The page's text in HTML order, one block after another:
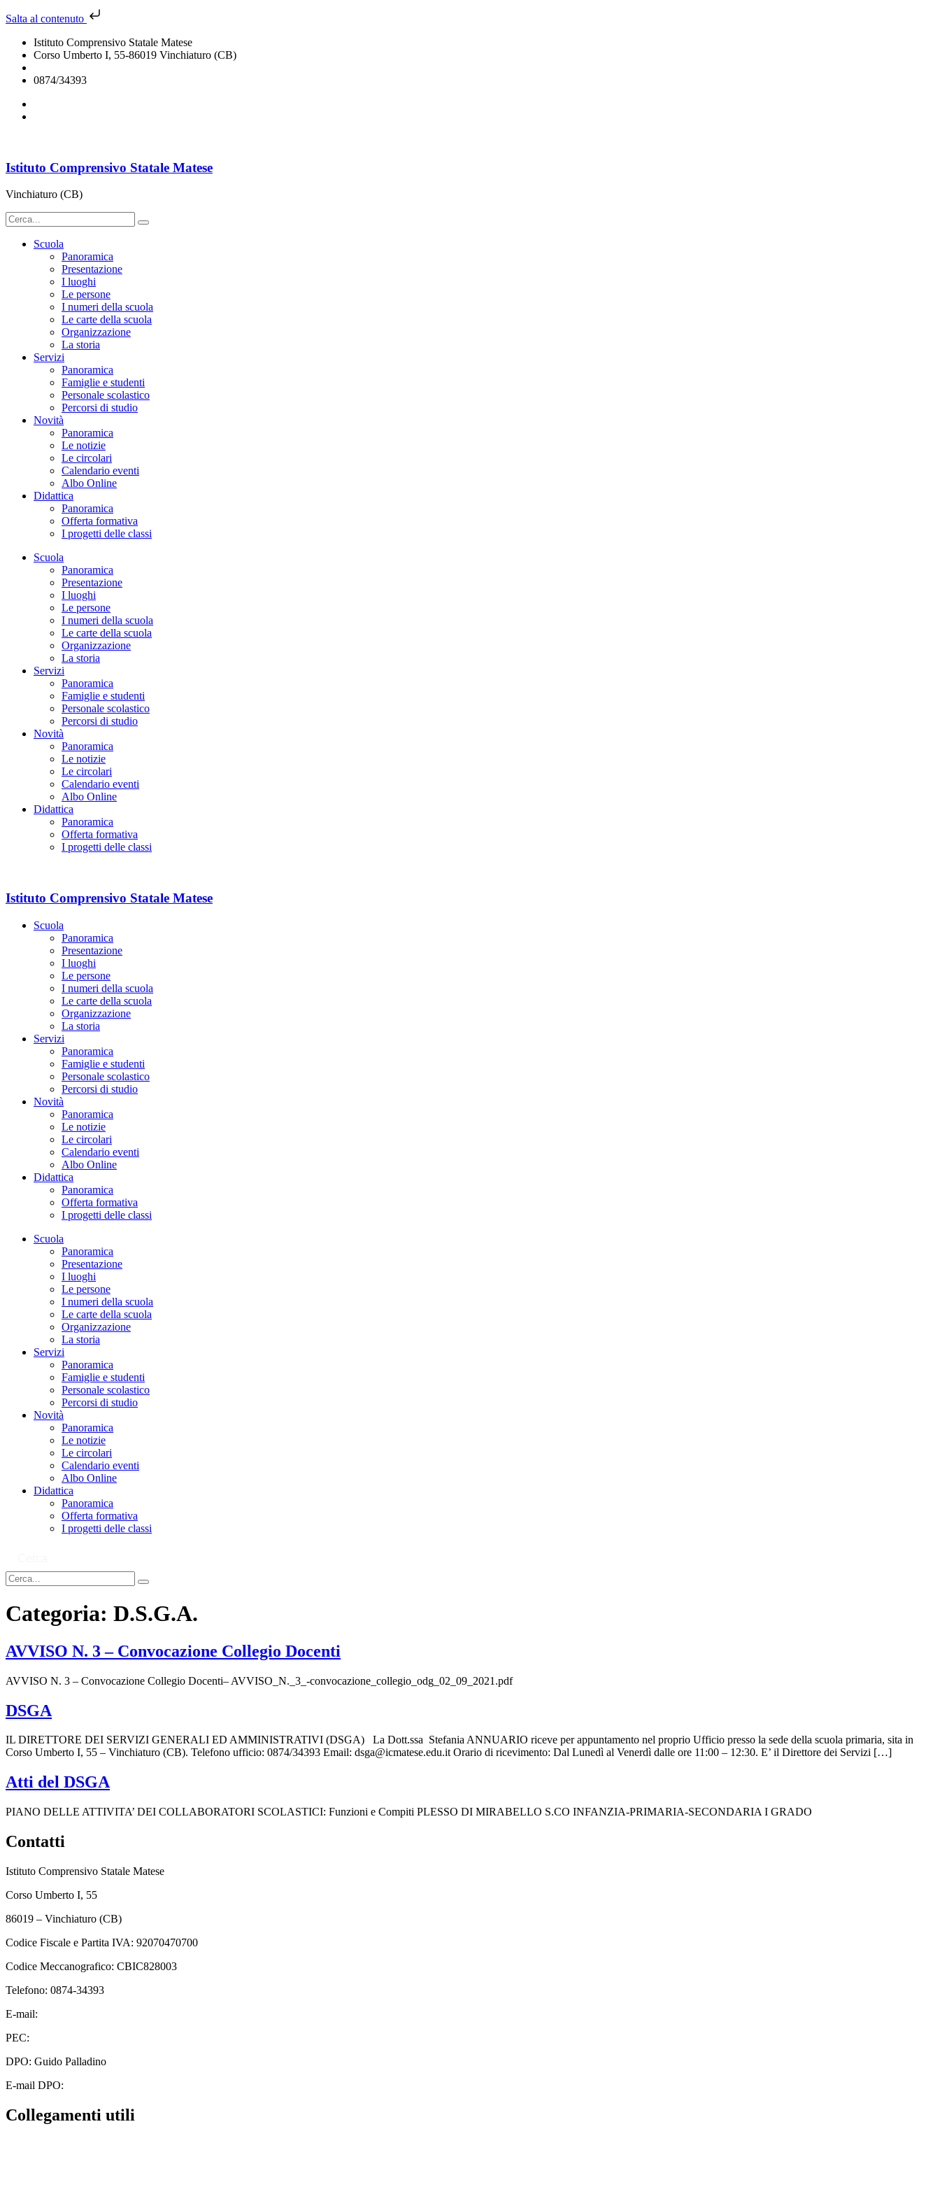
Salta al contenuto
Istituto Comprensivo Statale Matese
Corso Umberto I, 55-86019 Vinchiaturo (CB)
0874/34393
Istituto Comprensivo Statale Matese
Vinchiaturo (CB)
Scuola
Panoramica
Presentazione
I luoghi
Le persone
I numeri della scuola
Le carte della scuola
Organizzazione
La storia
Servizi
Panoramica
Famiglie e studenti
Personale scolastico
Percorsi di studio
Novità
Panoramica
Le notizie
Le circolari
Calendario eventi
Albo Online
Didattica
Panoramica
Offerta formativa
I progetti delle classi
Scuola
Panoramica
Presentazione
I luoghi
Le persone
I numeri della scuola
Le carte della scuola
Organizzazione
La storia
Servizi
Panoramica
Famiglie e studenti
Personale scolastico
Percorsi di studio
Novità
Panoramica
Le notizie
Le circolari
Calendario eventi
Albo Online
Didattica
Panoramica
Offerta formativa
I progetti delle classi
Istituto Comprensivo Statale Matese
Scuola
Panoramica
Presentazione
I luoghi
Le persone
I numeri della scuola
Le carte della scuola
Organizzazione
La storia
Servizi
Panoramica
Famiglie e studenti
Personale scolastico
Percorsi di studio
Novità
Panoramica
Le notizie
Le circolari
Calendario eventi
Albo Online
Didattica
Panoramica
Offerta formativa
I progetti delle classi
Scuola
Panoramica
Presentazione
I luoghi
Le persone
I numeri della scuola
Le carte della scuola
Organizzazione
La storia
Servizi
Panoramica
Famiglie e studenti
Personale scolastico
Percorsi di studio
Novità
Panoramica
Le notizie
Le circolari
Calendario eventi
Albo Online
Didattica
Panoramica
Offerta formativa
I progetti delle classi
Categoria: D.S.G.A.
AVVISO N. 3 – Convocazione Collegio Docenti
AVVISO N. 3 – Convocazione Collegio Docenti– AVVISO_N._3_-convocazione_collegio_odg_02_09_2021.pdf
DSGA
IL DIRETTORE DEI SERVIZI GENERALI ED AMMINISTRATIVI (DSGA) La Dott.ssa Stefania ANNUARIO riceve per appuntamento nel proprio Ufficio presso la sede della scuola primaria, sita in
Corso Umberto I, 55 – Vinchiaturo (CB). Telefono ufficio: 0874/34393 Email: dsga@icmatese.edu.it Orario di ricevimento: Dal Lunedì al Venerdì dalle ore 11:00 – 12:30. E’ il Direttore dei Servizi […]
Atti del DSGA
PIANO DELLE ATTIVITA’ DEI COLLABORATORI SCOLASTICI: Funzioni e Compiti PLESSO DI MIRABELLO S.CO INFANZIA-PRIMARIA-SECONDARIA I GRADO
Contatti
Istituto Comprensivo Statale Matese
Corso Umberto I, 55
86019 – Vinchiaturo (CB)
Codice Fiscale e Partita IVA: 92070470700
Codice Meccanografico: CBIC828003
Telefono: 0874-34393
E-mail:
PEC:
DPO: Guido Palladino
E-mail DPO:
Collegamenti utili